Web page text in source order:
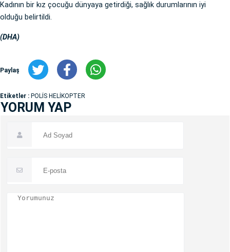
Kadının bir kız çocuğu dünyaya getirdiği, sağlık durumlarının iyi
olduğu belirtildi.
(DHA)
Paylaş
Etiketler : POLİS HELİKOPTER
YORUM YAP